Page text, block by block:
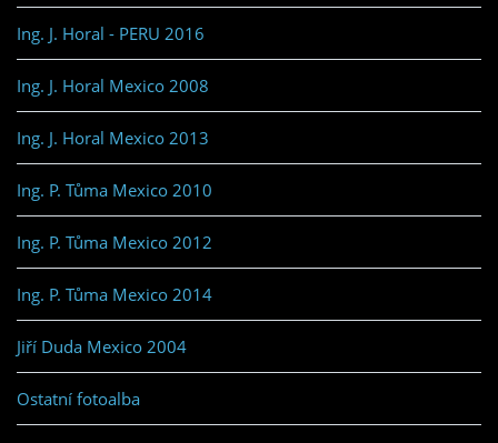
Ing. J. Horal - PERU 2016
Ing. J. Horal Mexico 2008
Ing. J. Horal Mexico 2013
Ing. P. Tůma Mexico 2010
Ing. P. Tůma Mexico 2012
Ing. P. Tůma Mexico 2014
Jiří Duda Mexico 2004
Ostatní fotoalba